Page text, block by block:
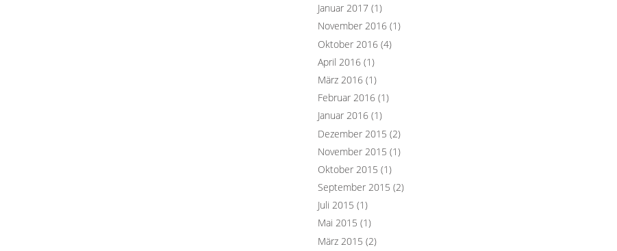
Januar 2017 (1)
November 2016 (1)
Oktober 2016 (4)
April 2016 (1)
März 2016 (1)
Februar 2016 (1)
Januar 2016 (1)
Dezember 2015 (2)
November 2015 (1)
Oktober 2015 (1)
September 2015 (2)
Juli 2015 (1)
Mai 2015 (1)
März 2015 (2)